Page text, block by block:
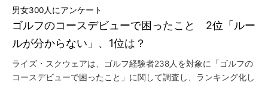
ゴルフのコースデビューで困ったこと 2位「ルー
ルが分からない」、1位は？
男女300人にアンケート
ライズ・スクウェアは、ゴルフ経験者238人を対象に「ゴルフの
コースデビューで困ったこと」に関して調査し、ランキング化し